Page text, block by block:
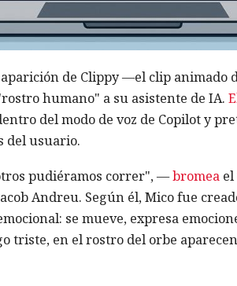
de Clippy —el clip
humano" a su asistente de IA.
del modo de voz de Copilot y
del usuario.
pudiéramos correr", —bromeael
Andreu. Según él, Mico fue
se mueve, expresa
triste, en el rostro del orbe